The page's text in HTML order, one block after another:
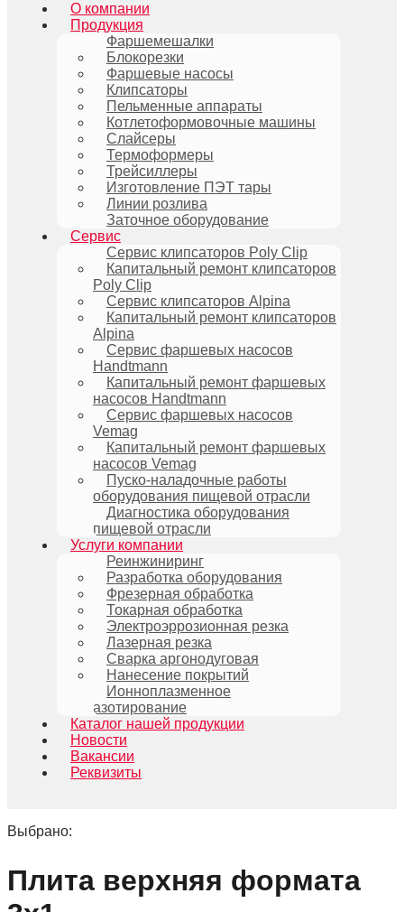
О компании
Продукция
Фаршемешалки
Блокорезки
Фаршевые насосы
Клипсаторы
Пельменные аппараты
Котлетоформовочные машины
Слайсеры
Термоформеры
Трейсиллеры
Изготовление ПЭТ тары
Линии розлива
Заточное оборудование
Сервис
Сервис клипсаторов Poly Clip
Капитальный ремонт клипсаторов
Poly Clip
Сервис клипсаторов Alpina
Капитальный ремонт клипсаторов
Alpina
Сервис фаршевых насосов
Handtmann
Капитальный ремонт фаршевых
насосов Handtmann
Сервис фаршевых насосов
Vemag
Капитальный ремонт фаршевых
насосов Vemag
Пуско-наладочные работы
оборудования пищевой отрасли
Диагностика оборудования
пищевой отрасли
Услуги компании
Реинжиниринг
Разработка оборудования
Фрезерная обработка
Токарная обработка
Электроэррозионная резка
Лазерная резка
Сварка аргонодуговая
Нанесение покрытий
Ионноплазменное
азотирование
Каталог нашей продукции
Новости
Вакансии
Реквизиты
Выбрано:
Плита верхняя формата